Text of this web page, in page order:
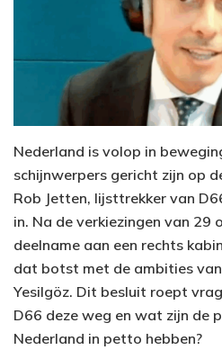
Nederland is volop in
schijnwerpers gericht zijn op
Rob Jetten, lijsttrekker van
in. Na de verkiezingen van 29
deelname aan een rechts
dat botst met de ambities
Yesilgöz. Dit besluit roept
D66 deze weg en wat zijn de
Nederland in petto hebben?